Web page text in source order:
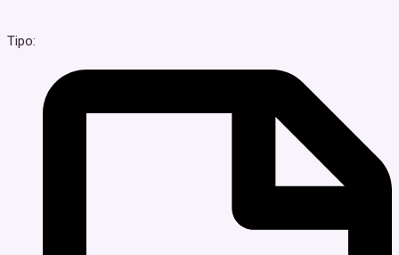
Tipo: